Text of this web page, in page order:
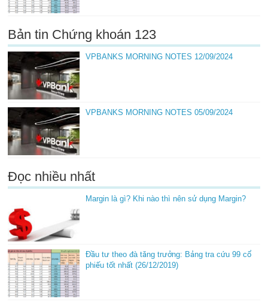
Bản tin Chứng khoán 123
VPBANKS MORNING NOTES 12/09/2024
VPBANKS MORNING NOTES 05/09/2024
Đọc nhiều nhất
Margin là gì? Khi nào thì nên sử dụng Margin?
Đầu tư theo đà tăng trưởng: Bảng tra cứu 99 cổ
phiếu tốt nhất (26/12/2019)